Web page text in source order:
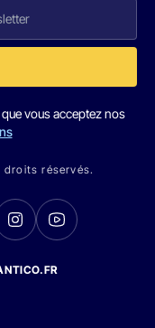
vous acceptez nos
droits réservés.